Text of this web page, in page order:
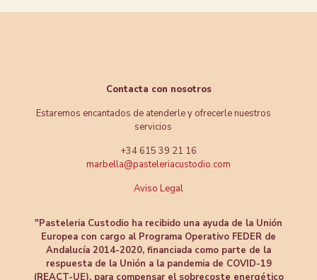
Contacta con nosotros
Estaremos encantados de atenderle y ofrecerle nuestros
servicios
+34 615 39 21 16
marbella@pasteleriacustodio.com
Aviso Legal
"Pasteleria Custodio ha recibido una ayuda de la Unión
Europea con cargo al Programa Operativo FEDER de
Andalucía 2014-2020, financiada como parte de la
respuesta de la Unión a la pandemia de COVID-19